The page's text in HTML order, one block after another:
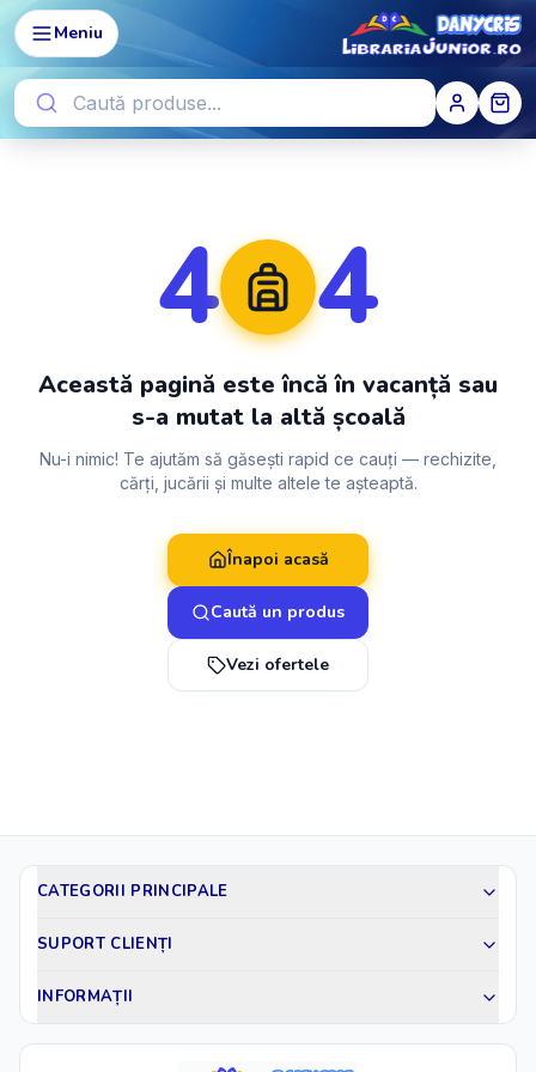
Meniu
4 4
Această pagină este încă în vacanță sau
s-a mutat la altă școală
Nu-i nimic! Te ajutăm să găsești rapid ce cauți — rechizite,
cărți, jucării și multe altele te așteaptă.
Înapoi acasă
Caută un produs
Vezi ofertele
CATEGORII PRINCIPALE
SUPORT CLIENȚI
INFORMAȚII